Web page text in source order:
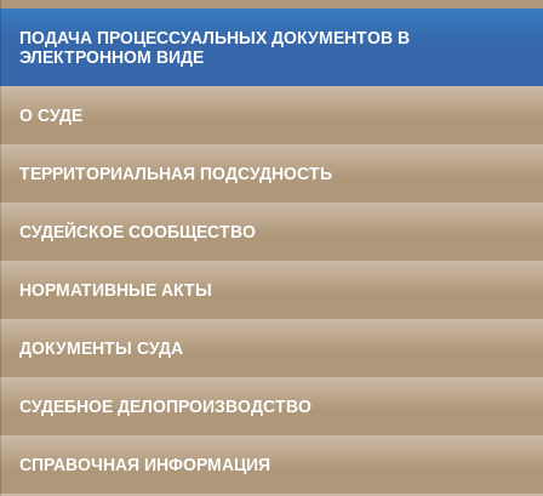
ПОДАЧА ПРОЦЕССУАЛЬНЫХ ДОКУМЕНТОВ В
ЭЛЕКТРОННОМ ВИДЕ
О СУДЕ
ТЕРРИТОРИАЛЬНАЯ ПОДСУДНОСТЬ
СУДЕЙСКОЕ СООБЩЕСТВО
НОРМАТИВНЫЕ АКТЫ
ДОКУМЕНТЫ СУДА
СУДЕБНОЕ ДЕЛОПРОИЗВОДСТВО
СПРАВОЧНАЯ ИНФОРМАЦИЯ